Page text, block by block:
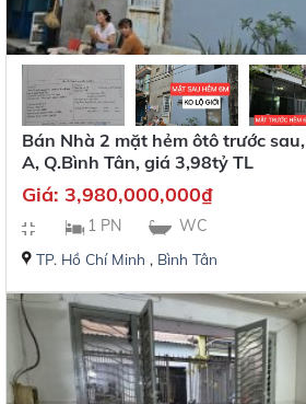
Bán Nhà 2 mặt hẻm ôtô trước
A, Q.Bình Tân, giá 3,98tỷ TL
Giá: 3,980,000,000₫
1 PN WC
TP. Hồ Chí Minh , Bình Tân